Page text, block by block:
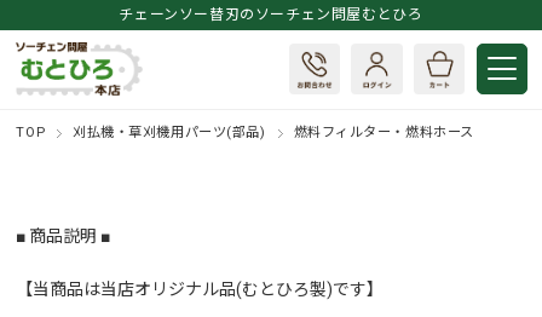
チェーンソー替刃のソーチェン問屋むとひろ
TOP 刈払機・草刈機用パーツ(部品) 燃料フィルター・燃料ホース
■ 商品説明 ■
【当商品は当店オリジナル品(むとひろ製)です】